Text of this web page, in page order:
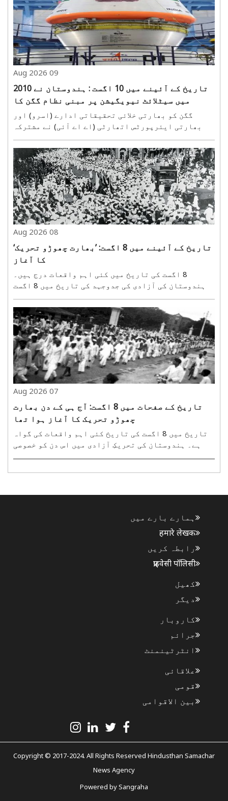
09 Aug 2026
تاریخ کے آئینے میں 10 اگست : ہندوستان نے 2010
میں سیٹلائٹ نیویگیشن پر مبنی نظام گگن کا
کامیاب تجربہ کیا
گگن کو بھارتی خلائی تحقیقاتی ادارے (اسرو) اور
بھارتی ایئرپورٹس اتھارٹی (اے اے آئی) نے مشترکہ
اور لینڈنگ میں معاونت فراہم کرتا ہے۔ اس کے
ابتدائی تجربات 2010 میں کیے گئے تھے، جبکہ بعد کے
مراحل میں اسے ..
08 Aug 2026
تاریخ کے آئینے میں 8 اگست: ’بھارت چھوڑو تحریک‘
کا آغاز
8 اگست کی تاریخ میں کئی اہم واقعات درج ہیں۔
ہندوستان کی آزادی کی جدوجہد کی تاریخ میں 8 اگست
گوالیا ٹینک میدان سے مہاتما گاندھی نے ’بھارت
چھوڑو تحریک‘ کا آغاز کرتے ہوئے ’کرو یا مرو‘ کا نعرہ
دیا تھا۔ ..
07 Aug 2026
تاریخ کے صفحات میں 8 اگست: آج ہی کے دن بھارت
چھوڑو تحریک کا آغاز ہوا تھا
تاریخ میں 8 اگست کی تاریخ کئی اہم واقعات کی گواہ
ہے۔ ہندوستان کی تحریکِ آزادی میں اس دن کو خصوصی
ہمارے بارے میں
हमारे लेखक
رابطہ کریں
प्राइवेसी पॉलिसी
کھیل
دیگر
کاروبار
جرائم
انٹرٹینمنٹ
علاقائی
قومی
بین الاقوامی
Copyright © 2017-2024. All Rights Reserved Hindusthan Samachar
News Agency
Powered bySangraha